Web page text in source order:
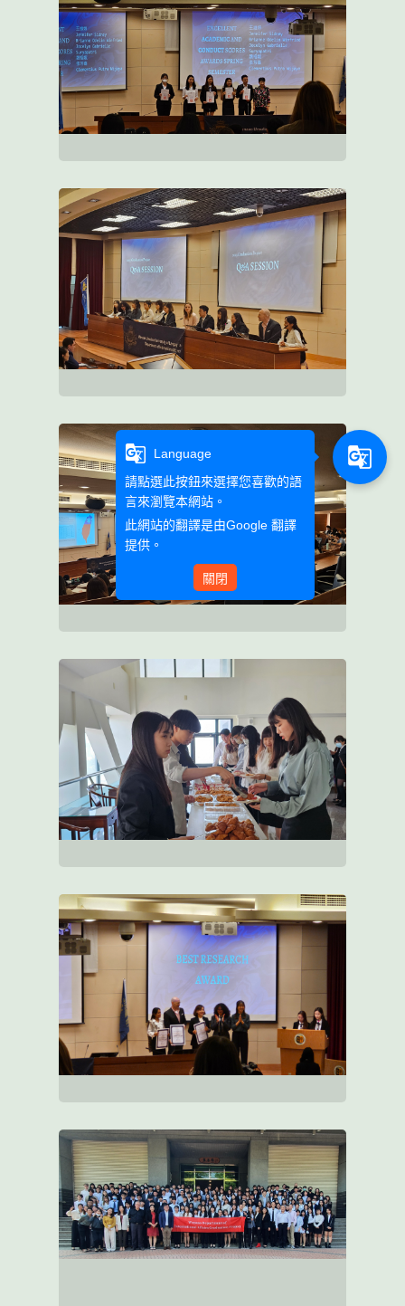
g_translate
Language
請點選此按鈕來選擇您喜歡的語
言來瀏覽本網站。
此網站的翻譯是由Google 翻譯
提供。
關閉
g_translate